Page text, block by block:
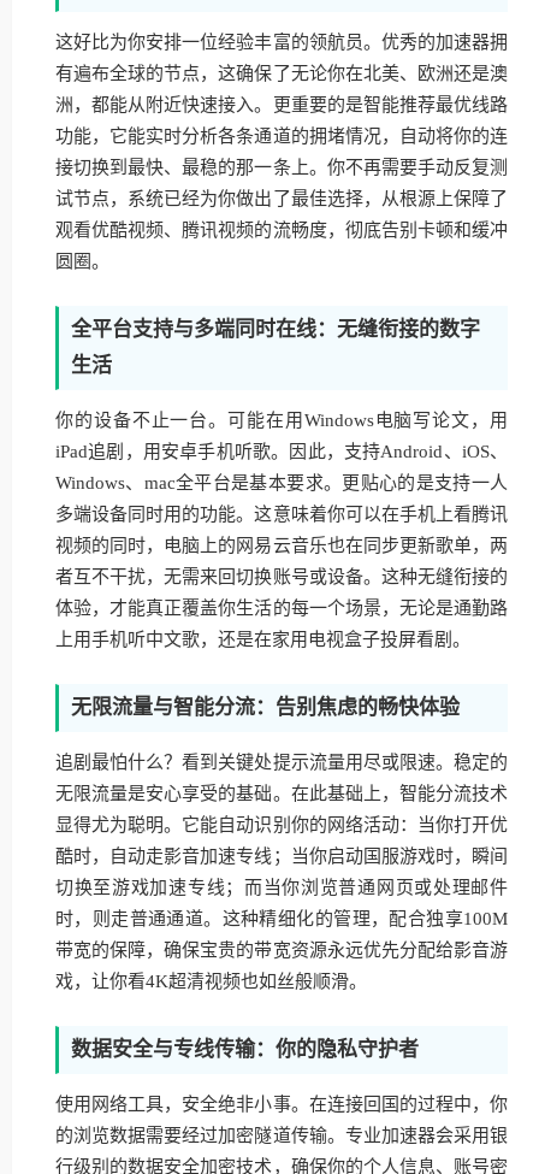
这好比为你安排一位经验丰富的领航员。优秀的加速器拥
有遍布全球的节点，这确保了无论你在北美、欧洲还是澳
洲，都能从附近快速接入。更重要的是智能推荐最优线路
功能，它能实时分析各条通道的拥堵情况，自动将你的连
接切换到最快、最稳的那一条上。你不再需要手动反复测
试节点，系统已经为你做出了最佳选择，从根源上保障了
观看优酷视频、腾讯视频的流畅度，彻底告别卡顿和缓冲
圆圈。
全平台支持与多端同时在线：无缝衔接的数字
生活
你的设备不止一台。可能在用Windows电脑写论文，用
iPad追剧，用安卓手机听歌。因此，支持Android、iOS、
Windows、mac全平台是基本要求。更贴心的是支持一人
多端设备同时用的功能。这意味着你可以在手机上看腾讯
视频的同时，电脑上的网易云音乐也在同步更新歌单，两
者互不干扰，无需来回切换账号或设备。这种无缝衔接的
体验，才能真正覆盖你生活的每一个场景，无论是通勤路
上用手机听中文歌，还是在家用电视盒子投屏看剧。
无限流量与智能分流：告别焦虑的畅快体验
追剧最怕什么？看到关键处提示流量用尽或限速。稳定的
无限流量是安心享受的基础。在此基础上，智能分流技术
显得尤为聪明。它能自动识别你的网络活动：当你打开优
酷时，自动走影音加速专线；当你启动国服游戏时，瞬间
切换至游戏加速专线；而当你浏览普通网页或处理邮件
时，则走普通通道。这种精细化的管理，配合独享100M
带宽的保障，确保宝贵的带宽资源永远优先分配给影音游
戏，让你看4K超清视频也如丝般顺滑。
数据安全与专线传输：你的隐私守护者
使用网络工具，安全绝非小事。在连接回国的过程中，你
的浏览数据需要经过加密隧道传输。专业加速器会采用银
行级别的数据安全加密技术，确保你的个人信息、账号密